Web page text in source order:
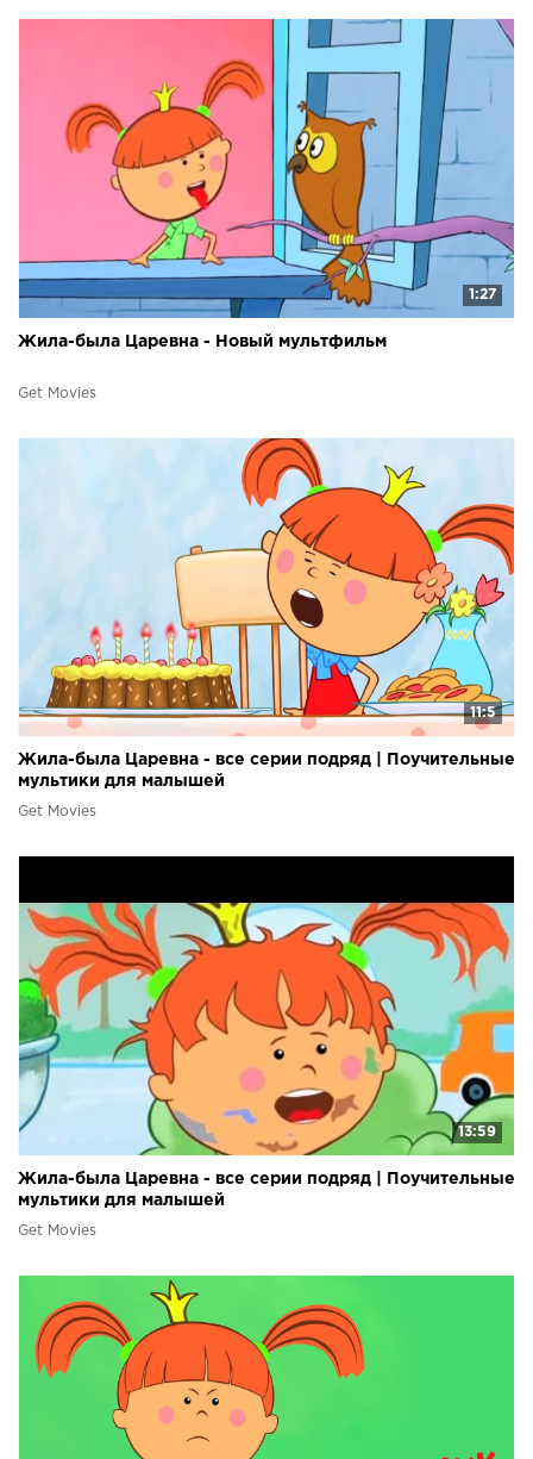
1:27
Жила-была Царевна - Новый мультфильм
Get Movies
11:5
Жила-была Царевна - все серии подряд | Поучительные
мультики для малышей
Get Movies
13:59
Жила-была Царевна - все серии подряд | Поучительные
мультики для малышей
Get Movies